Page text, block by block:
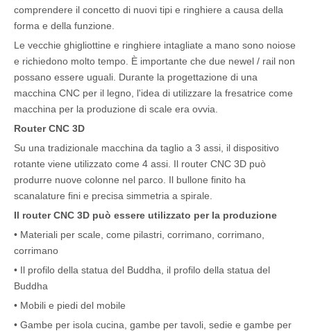
comprendere il concetto di nuovi tipi e ringhiere a causa della
forma e della funzione.
Le vecchie ghigliottine e ringhiere intagliate a mano sono noiose
e richiedono molto tempo. È importante che due newel / rail non
possano essere uguali. Durante la progettazione di una
macchina CNC per il legno, l'idea di utilizzare la fresatrice come
macchina per la produzione di scale era ovvia.
Router CNC 3D
Su una tradizionale macchina da taglio a 3 assi, il dispositivo
rotante viene utilizzato come 4 assi. Il router CNC 3D può
produrre nuove colonne nel parco. Il bullone finito ha
scanalature fini e precisa simmetria a spirale.
Il router CNC 3D può essere utilizzato per la produzione
• Materiali per scale, come pilastri, corrimano, corrimano,
corrimano
• Il profilo della statua del Buddha, il profilo della statua del
Buddha
• Mobili e piedi del mobile
• Gambe per isola cucina, gambe per tavoli, sedie e gambe per